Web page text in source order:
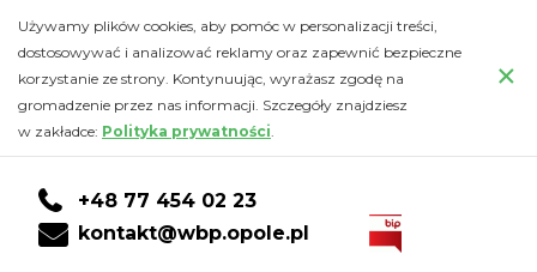
Kalendarz
Wojewódzka
Biblioteka
Publiczna
do
głównej
treści
DO
KONTA
CZYTELNIKA
DO
WYSZUKIWARKI
do
stopki
Używamy plików cookies, aby pomóc w personalizacji treści,
dostosowywać i analizować reklamy oraz zapewnić bezpieczne
korzystanie ze strony. Kontynuując, wyrażasz zgodę na
gromadzenie przez nas informacji. Szczegóły znajdziesz
w zakładce: Polityka prywatności.
×
+48 77 454 02 23
kontakt@wbp.opole.pl